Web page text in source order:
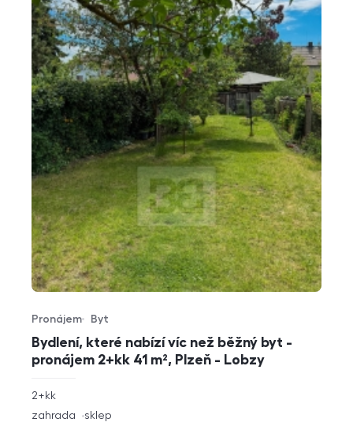
Bydlení, které nabízí víc než běžný byt -
pronájem 2+kk 41 m², Plzeň - Lobzy
Typ nabídky
Pronájem
Typ nemovitosti
Byt
rozměry
2+kk
funkce
zahrada sklep